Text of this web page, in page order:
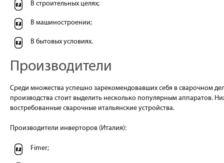
В строительных целях;
В машиностроении;
В бытовых условиях.
Производители
Среди множества успешно зарекомендовавших себя в сварочном
производства стоит выделить несколько популярным аппаратов.
востребованные сварочные итальянские устройства.
Производители инверторов (Италия):
Fimer;